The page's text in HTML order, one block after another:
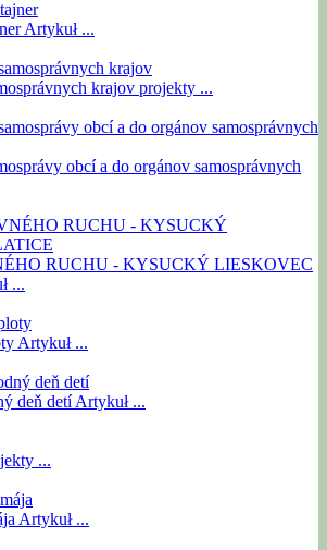
Artykuł ...
krajov projekty ...
obcí a do orgánov samosprávnych
RUCHU - KYSUCKÝ LIESKOVEC
...
Artykuł ...
deň detíArtykuł ...
...
Artykuł ...